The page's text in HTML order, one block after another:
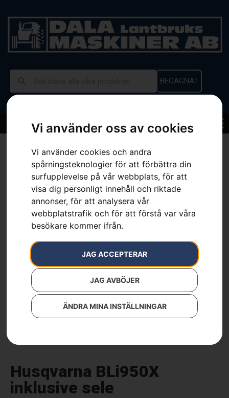
Vi använder oss av cookies
Vi använder cookies och andra
spårningsteknologier för att förbättra din
surfupplevelse på vår webbplats, för att
visa dig personligt innehåll och riktade
annonser, för att analysera vår
webbplatstrafik och för att förstå var våra
besökare kommer ifrån.
JAG ACCEPTERAR
JAG AVBÖJER
ÄNDRA MINA INSTÄLLNINGAR
BEGAGNAT
Husqvarna BLi950X
inklusive sele